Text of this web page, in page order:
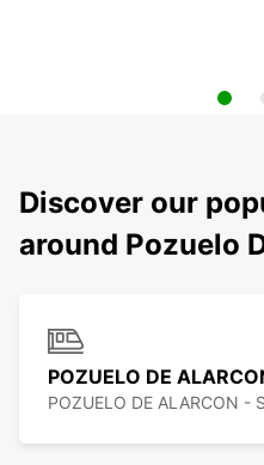
Discover our
around Pozuelo
POZUELO DE
POZUELO DE ALARCON -